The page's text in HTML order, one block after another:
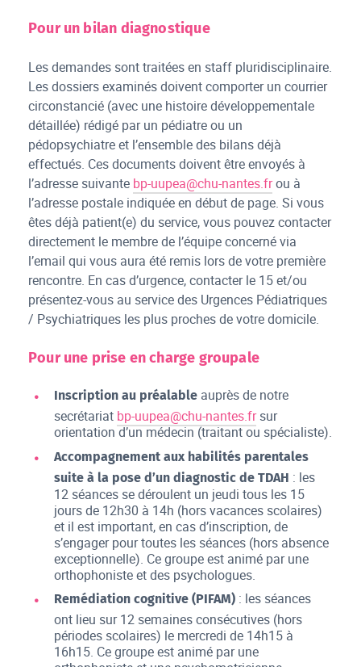
Pour un bilan diagnostique
Les demandes sont traitées en staff pluridisciplinaire.
Les dossiers examinés doivent comporter un courrier
circonstancié (avec une histoire développementale
détaillée) rédigé par un pédiatre ou un
pédopsychiatre et l’ensemble des bilans déjà
effectués. Ces documents doivent être envoyés à
l’adresse suivante bp-uupea@chu-nantes.frou à
l’adresse postale indiquée en début de page. Si vous
êtes déjà patient(e) du service, vous pouvez contacter
directement le membre de l’équipe concerné via
l’email qui vous aura été remis lors de votre première
rencontre. En cas d’urgence, contacter le 15 et/ou
présentez-vous au service des Urgences Pédiatriques
/ Psychiatriques les plus proches de votre domicile.
Pour une prise en charge groupale
Inscription au préalable auprès de notre
secrétariat bp-uupea@chu-nantes.frsur
orientation d’un médecin (traitant ou spécialiste).
Accompagnement aux habilités parentales
suite à la pose d’un diagnostic de TDAH : les
12 séances se déroulent un jeudi tous les 15
jours de 12h30 à 14h (hors vacances scolaires)
et il est important, en cas d’inscription, de
s’engager pour toutes les séances (hors absence
exceptionnelle). Ce groupe est animé par une
orthophoniste et des psychologues.
Remédiation cognitive (PIFAM) : les séances
ont lieu sur 12 semaines consécutives (hors
périodes scolaires) le mercredi de 14h15 à
16h15. Ce groupe est animé par une